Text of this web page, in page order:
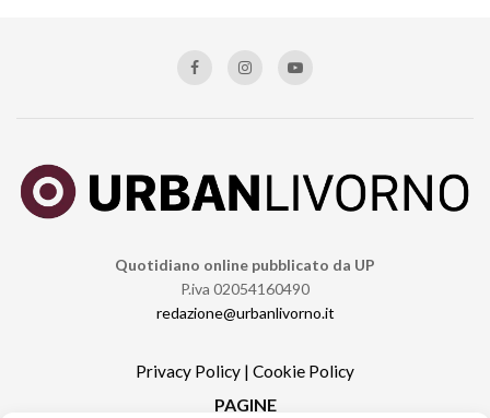
Quotidiano online pubblicato da UP
P.iva 02054160490
redazione@urbanlivorno.it
Privacy Policy | Cookie Policy
PAGINE